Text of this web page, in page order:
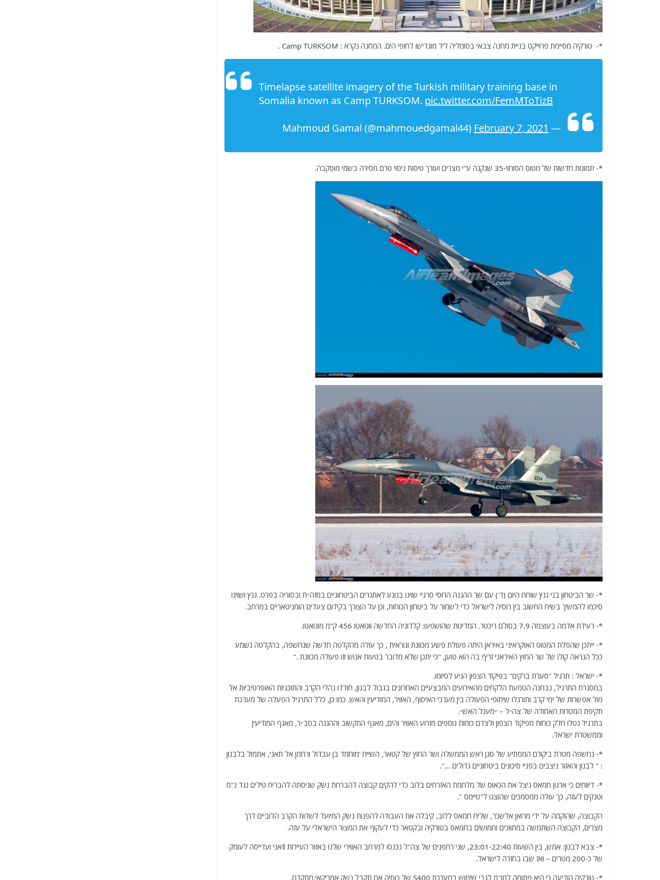
*- טורקיה מסיימת פרוייקט בניית מחנה צבאי בסומליה ליד מוגדישו לחופי הים. המחנה נקרא : Camp TURKSOM .
Timelapse satellite imagery of the Turkish military training base in
Somalia known as Camp TURKSOM. pic.twitter.com/FemMToTizB
— Mahmoud Gamal (@mahmouedgamal44)
February 7, 2021
*- תמונות חדשות של מטוס הסוחוי-35 שנקנה ע"י מצרים ועורך טיסות ניסוי טרם מסירה בשמי מוסקבה.
*- שר הביטחון בני גנץ שוחח היום (ד') עם שר ההגנה הרוסי סרגיי שויגו בנוגע לאתגרים הביטחוניים במזה״ת ובסוריה בפרט. גנץ ושויגו
סיכמו להמשיך בשיח החשוב בין רוסיה לישראל כדי לשמור על ביטחון הכוחות, וכן על הצורך בקידום צעדים הומניטאריים במרחב.
*- רעידת אדמה בעוצמה 7.9 בסולם ריכטר. המדינות שהושפעו: קלדוניה החדשה וונואטו 456 ק"מ מונואטו.
*- ייתכן שהפלת המטוס האוקראיני באיראן היתה פעולת פשע מכוונת ונוראית , כך עולה מהקלטה חדשה שנחשפה, בהקלטה נשמע
ככל הנראה קולו של שר החוץ האיראני זריף בה הוא טוען, "כי יתכן שלא מדובר בטעות אנוש וזו פעולה מכוונת ."
*- ישראל : תרגיל "סערת ברקים" בפיקוד הצפון הגיע לסיומו.
במסגרת התרגיל, נבחנה הטמעת הלקחים מהאירועים המבצעיים האחרונים בגבול לבנון, חודדו נהלי הקרב והתוכניות האופרטיביות אל
מול אפשרות של ימי קרב ותורגלו שיתופי הפעולה בין מערכי האיסוף, האוויר, המודיעין והאש. כמו כן, כלל התרגיל הפעלה של מערכת
תקיפת המטרות האחודה של צה״ל – ״מעגל האש״.
בתרגיל נטלו חלק כוחות מפיקוד הצפון ולצדם כוחות נוספים מזרוע האוויר והים, מאגף התקשוב וההגנה בסב״ר, מאגף המודיעין
וממשטרת ישראל.
*- נחשפה מטרת ביקורם המפתיע של סגן ראש הממשלה ושר החוץ של קטאר, השייח 'מוחמד בן עבדול ורחמן אל תאני, אתמול בלבנון
: " לבנון והאזור ניצבים בפניי סיכונים ביטחוניים גדולים …".
*- דיווחים כי ארגון חמאס ניצל את הכאוס של מלחמת האזרחים בלוב כדי להקים קבוצה להברחת נשק שניסתה להבריח טילים נגד נ"מ
וטנקים לעזה, כך עולה ממסמכים שהוצגו ל"טיימס ".
הקבוצה, שהוקמה על ידי מרואן אלשכר, שליח חמאס ללוב, קיבלה את העבודה להפנות נשק המיועד לשדות הקרב הלוביים דרך
מצרים, הקבוצה השתמשה במתווכים וחמושים בחמאס בטורקיה ובקטאר כדי לעקוף את המצור הישראלי על עזה.
*- צבא לבנון: אמש, בין השעות 23:01-22:40, שני רחפנים של צה"ל נכנסו למרחב האווירי שלנו באזור העיירות וזאני ועדייסה לעומק
של כ-200 מטרים – ואז שבו בחזרה לישראל.
*- טורקיה הודיעה כי היא פתוחה למו"מ לגבי שימוש במערכת S400 של רוסיה אם תקבל נשק אמריקאי מתקדם.